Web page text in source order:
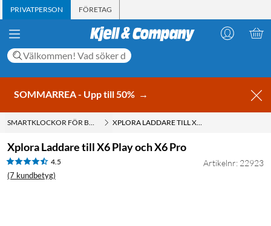
PRIVATPERSON FÖRETAG
SOMMARREA - Upp till 50% →
SMARTKLOCKOR FÖR BARN XPLORA LADDARE TILL X6 PLAY OCH X6 PRO
Xplora Laddare till X6 Play och X6 Pro
4.5
(7 kundbetyg)
Artikelnr: 22923